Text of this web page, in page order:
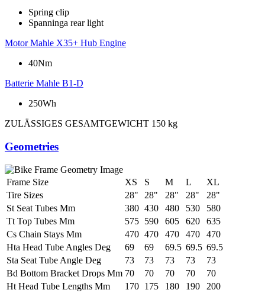
Spring clip
Spanninga rear light
Motor Mahle X35+ Hub Engine
40Nm
Batterie Mahle B1-D
250Wh
ZULÄSSIGES GESAMTGEWICHT 150 kg
Geometries
Frame Size XS S M L
XL
Tire Sizes
28" 28" 28" 28"
28"
St Seat Tubes Mm
380 430 480 530
580
Tt Top Tubes Mm
575 590 605 620
635
Cs Chain Stays Mm
470 470 470 470
470
Hta Head Tube Angles Deg
69 69 69.5 69.5 69.5
Sta Seat Tube Angle Deg
73 73 73 73
73
Bd Bottom Bracket Drops Mm 70 70 70 70
70
Ht Head Tube Lengths Mm
170 175 180 190
200